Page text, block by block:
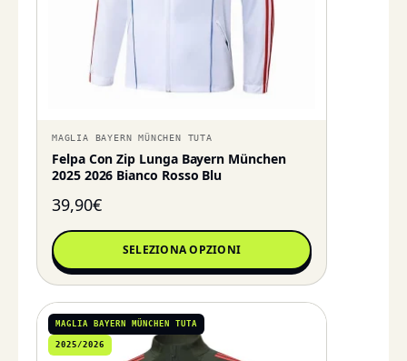
MAGLIA BAYERN MÜNCHEN TUTA
Felpa Con Zip Lunga Bayern München
2025 2026 Bianco Rosso Blu
39,90€
SELEZIONA OPZIONI
MAGLIA BAYERN MÜNCHEN TUTA
2025/2026